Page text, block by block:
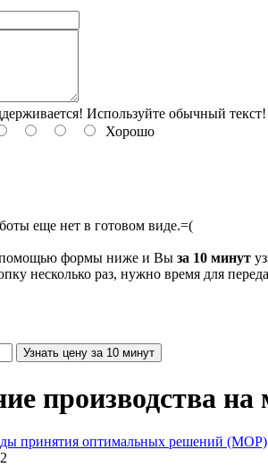
Используйте обычный текст!
Хорошо
еще нет в готовом виде.=(
помощью формы ниже и Вы за 10 минут
несколько раз, нужно время для
производства на
принятия оптимальных решений (МОР)